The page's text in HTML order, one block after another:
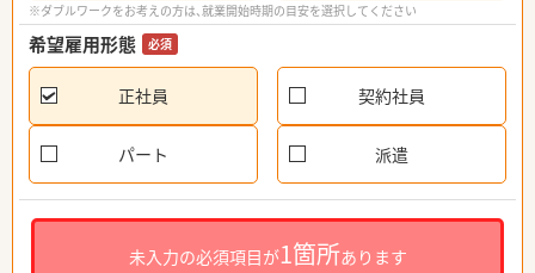
※ダブルワークをお考えの方は、就業開始時期の目安を選択してください
希望雇用形態 必須
正社員 契約社員
パート 派遣
未入力の必須項目が1箇所あります